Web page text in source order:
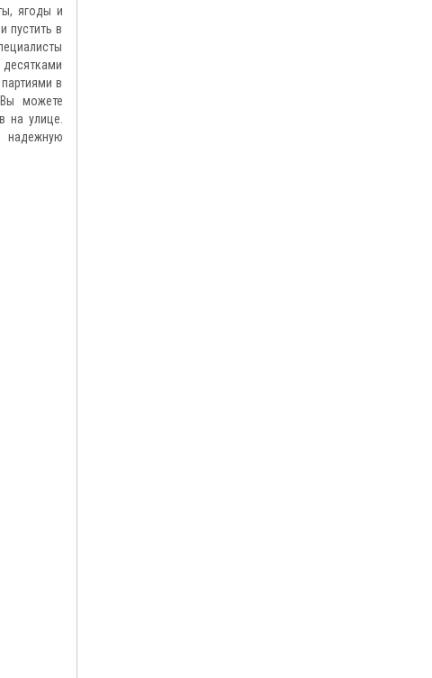
ягоды и
пустить в
в
можете
на улице.
надежную